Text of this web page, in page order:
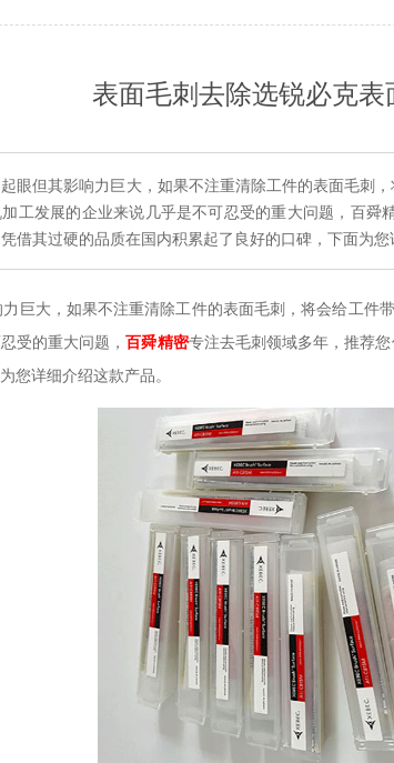
表面毛刺去除选锐必克表
眼但其影响力巨大，如果不注重清除工件的表面毛刺
工发展的企业来说几乎是不可忍受的重大问题，百舜
借其过硬的品质在国内积累起了良好的口碑，下面为您
巨大，如果不注重清除工件的表面毛刺，将会给工件
受的重大问题，百舜精密专注去毛刺领域多年，推荐您
您详细介绍这款产品。